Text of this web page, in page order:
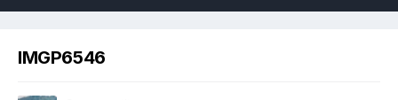
IMGP6546